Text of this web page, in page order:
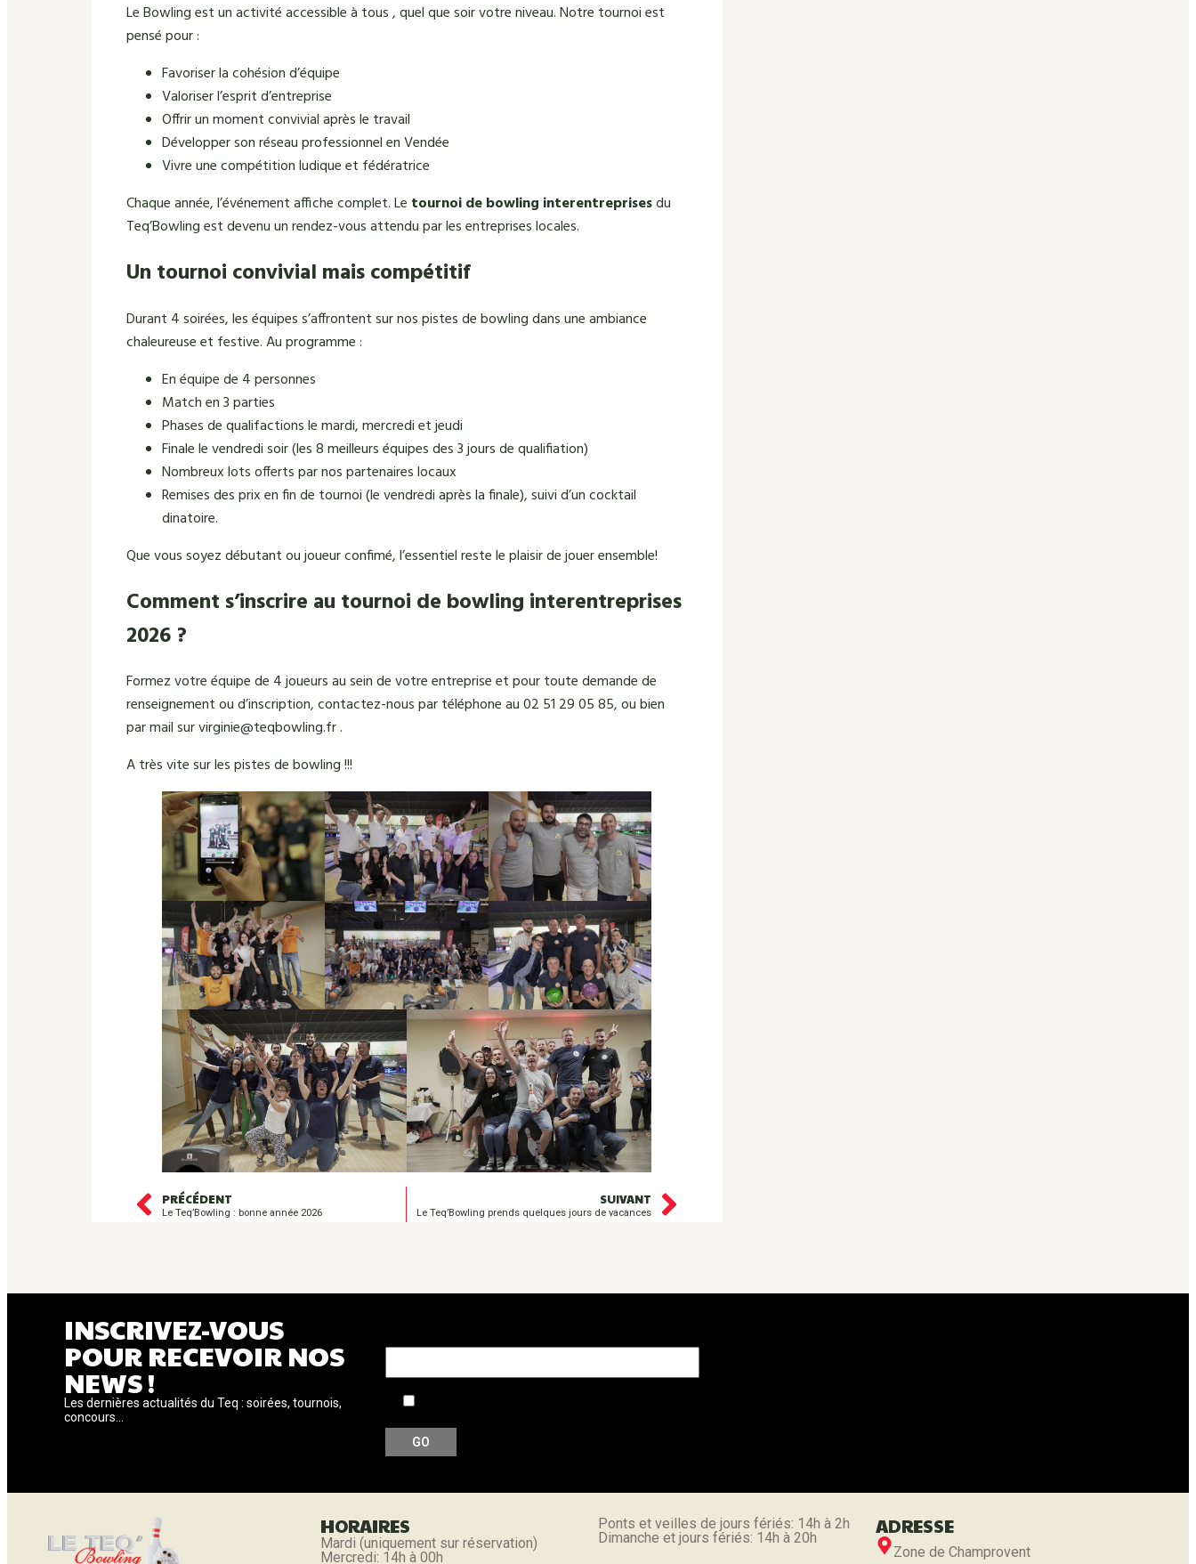
Le Bowling est un activité accessible à tous , quel que soir votre niveau. Notre tournoi est
pensé pour :
Favoriser la cohésion d’équipe
Valoriser l’esprit d’entreprise
Offrir un moment convivial après le travail
Développer son réseau professionnel en Vendée
Vivre une compétition ludique et fédératrice
Chaque année, l’événement affiche complet. Le tournoi de bowling interentreprisesdu
Teq’Bowling est devenu un rendez-vous attendu par les entreprises locales.
Un tournoi convivial mais compétitif
Durant 4 soirées, les équipes s’affrontent sur nos pistes de bowling dans une ambiance
chaleureuse et festive. Au programme :
En équipe de 4 personnes
Match en 3 parties
Phases de qualifactions le mardi, mercredi et jeudi
Finale le vendredi soir (les 8 meilleurs équipes des 3 jours de qualifiation)
Nombreux lots offerts par nos partenaires locaux
Remises des prix en fin de tournoi (le vendredi après la finale), suivi d’un cocktail
dinatoire.
Que vous soyez débutant ou joueur confimé, l’essentiel reste le plaisir de jouer ensemble!
Comment s’inscrire au tournoi de bowling interentreprises
2026 ?
Formez votre équipe de 4 joueurs au sein de votre entreprise et pour toute demande de
renseignement ou d’inscription, contactez-nous par téléphone au 02 51 29 05 85, ou bien
par mail sur virginie@teqbowling.fr .
A très vite sur les pistes de bowling !!!
PRÉCÉDENT
Le Teq’Bowling : bonne année 2026
SUIVANT
Le Teq’Bowling prends quelques jours de vacances
INSCRIVEZ-VOUS
POUR RECEVOIR NOS
NEWS !
Les dernières actualités du Teq : soirées, tournois,
concours...
HORAIRES
Mardi (uniquement sur réservation)
Mercredi: 14h à 00h
Ponts et veilles de jours fériés: 14h à 2h
Dimanche et jours fériés: 14h à 20h
ADRESSE
Zone de Champrovent